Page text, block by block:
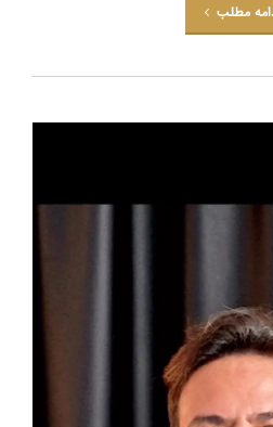
مطلب